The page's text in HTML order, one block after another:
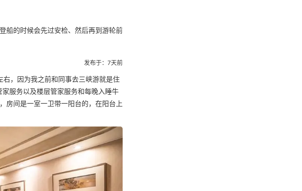
船的时候会先过安检、然后再到游轮前
发布于：7天前
，因为我之前和同事去三峡游就是住
服务以及楼层管家服务和每晚入睡牛
房间是一室一卫带一阳台的，在阳台上